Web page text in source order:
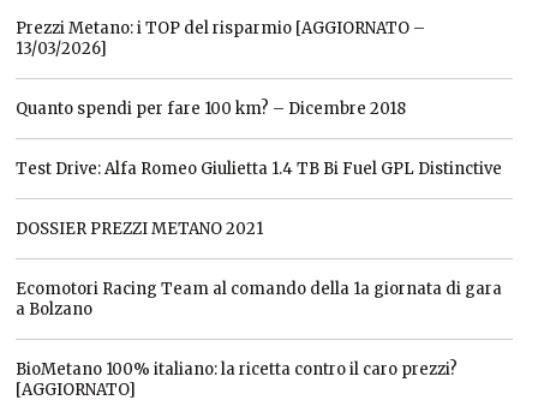
Prezzi Metano: i TOP del risparmio [AGGIORNATO –
13/03/2026]
Quanto spendi per fare 100 km? – Dicembre 2018
Test Drive: Alfa Romeo Giulietta 1.4 TB Bi Fuel GPL Distinctive
DOSSIER PREZZI METANO 2021
Ecomotori Racing Team al comando della 1a giornata di gara
a Bolzano
BioMetano 100% italiano: la ricetta contro il caro prezzi?
[AGGIORNATO]